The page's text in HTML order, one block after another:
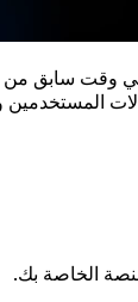
المستخدمين
الخاصة بك.